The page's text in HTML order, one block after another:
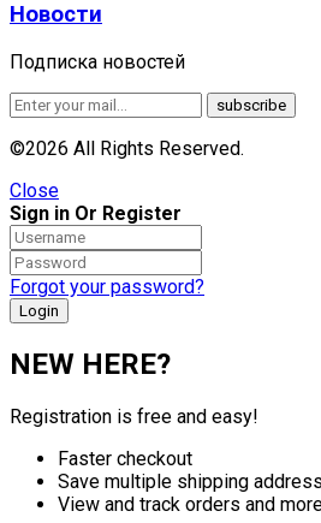
Новости
Подписка новостей
©2026 All Rights Reserved.
Close
Sign in Or Register
Forgot your password?
NEW HERE?
Registration is free and easy!
Faster checkout
Save multiple shipping
View and track orders and